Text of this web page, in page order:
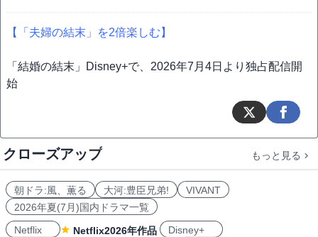
【「夫婦の結末」を2倍楽しむ】
「結婚の結末」Disney+で、2026年7月4日より独占配信開
始
クローズアップ もっと見る
朝ドラ:風、薫る 大河:豊臣兄弟!
VIVANT
2026年夏(7月)国内ドラマ一覧
Netflix
Netflix2026年作品
Disney+